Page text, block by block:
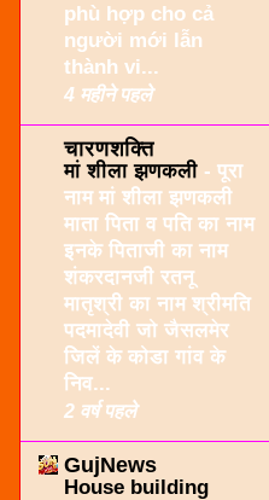
phù hợp cho cả
người mới lẫn
thành vi...
4 महीने पहले
चारणशक्ति
मां शीला झणकली - पूरा
नाम मां शीला झणकली
माता पिता व पति का नाम
इनके पिताजी का नाम
शंकरदानजी रतनू
मातृश्री का नाम श्रीमति
पदमादेवी जो जैसलमेर
जिलें के कोडा गांव के
निव...
2 वर्ष पहले
GujNews
House building